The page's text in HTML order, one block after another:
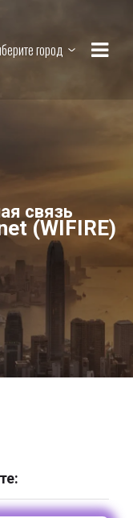
город
связь
(WIFIRE)